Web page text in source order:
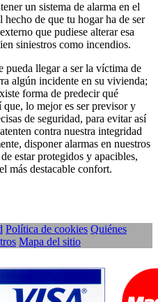
un sistema de alarma en el
hecho de que tu hogar ha de ser
que pudiese alterar esa
siniestros como incendios.
pueda llegar a ser la víctima de
algún incidente en su vivienda;
forma de predecir qué
lo mejor es ser previsor y
de seguridad, para evitar así
contra nuestra integridad
disponer alarmas en nuestros
estar protegidos y apacibles,
más destacable confort.
Política de cookies Quiénes
Mapa del sitio